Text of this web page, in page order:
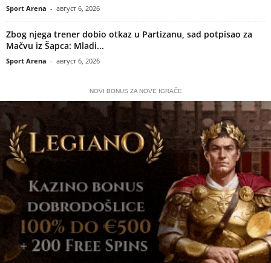
Sport Arena - август 6, 2026
Zbog njega trener dobio otkaz u Partizanu, sad potpisao za
Mačvu iz Šapca: Mladi...
Sport Arena - август 6, 2026
NOVI BONUS ZA NOVE IGRAČE